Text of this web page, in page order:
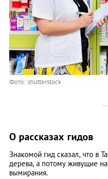
Фото: shutterstock
О рассказах гидов
Знакомой гид сказал, что в
дерева, а потому живущие
вымирания.